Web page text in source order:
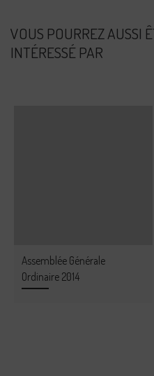
VOUS POURREZ AUSSI
INTÉRESSÉ PAR
Assemblée Générale
Ordinaire 2014